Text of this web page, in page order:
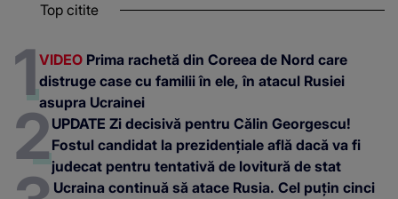
Top citite
VIDEO Prima rachetă din Coreea de Nord care
distruge case cu familii în ele, în atacul Rusiei
asupra Ucrainei
UPDATE Zi decisivă pentru Călin Georgescu!
Fostul candidat la prezidențiale află dacă va fi
judecat pentru tentativă de lovitură de stat
Ucraina continuă să atace Rusia. Cel puțin cinci